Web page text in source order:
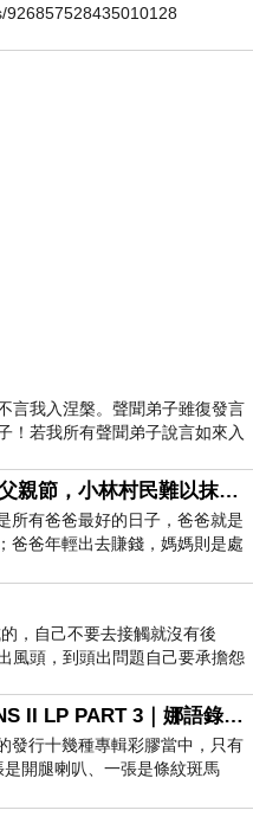
926857528435010128
言我入涅槃。聲聞弟子雖復發言
！若我所有聲聞弟子說言如來入
八八風災上的父親節，小林村民難以抹滅的痛
所有爸爸最好的日子，爸爸就是
爸爸年輕出去賺錢，媽媽則是處
高低貴賤，只有人品才
，自己不要去接觸就沒有後
風頭，到頭出問題自己要承擔怨
CONFESSIONS II LP PART 3｜娜語錄II LP PART 3
發行十幾種專輯彩膠當中，只有
開腿喇叭、一張是條紋斑馬
剩澳洲商店AU STORE